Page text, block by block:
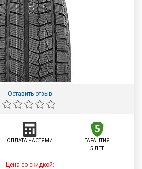
Оставить отзыв
ОПЛАТА ЧАСТЯМИ
ГАРАНТИЯ
5 ЛЕТ
Цена со скидкой: